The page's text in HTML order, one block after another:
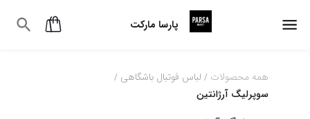
پارسا مارکت
همه محصولات / لباس فوتبال باشگاهی /
سوپرلیگ آرژانتین